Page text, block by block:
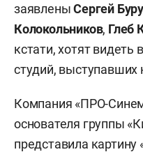
заявленыСергей
Колокольников, Глеб
кстати, хотят видеть
студий, выступавших
Компания «ПРО-
основателя группы
представила картину